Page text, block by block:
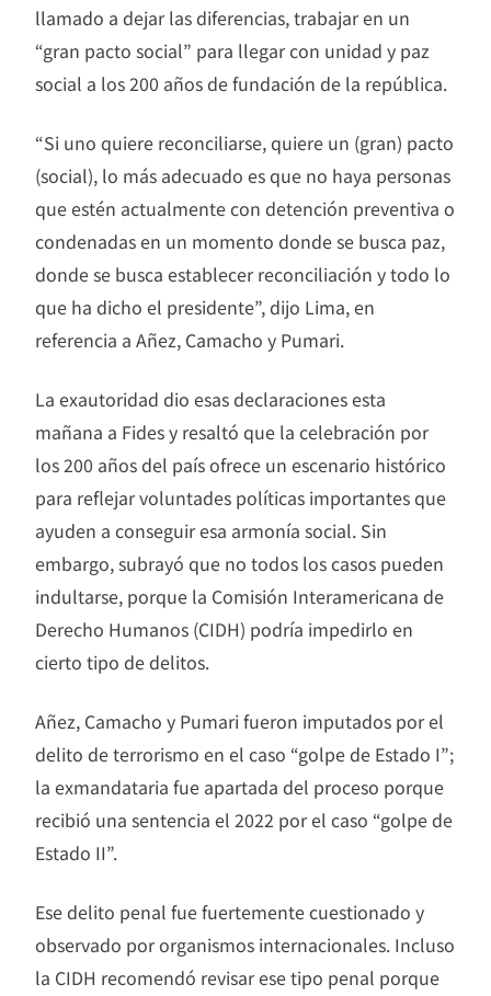
llamado a dejar las diferencias, trabajar en un
“gran pacto social” para llegar con unidad y paz
social a los 200 años de fundación de la república.
“Si uno quiere reconciliarse, quiere un (gran) pacto
(social), lo más adecuado es que no haya personas
que estén actualmente con detención preventiva o
condenadas en un momento donde se busca paz,
donde se busca establecer reconciliación y todo lo
que ha dicho el presidente”, dijo Lima, en
referencia a Añez, Camacho y Pumari.
La exautoridad dio esas declaraciones esta
mañana a Fides y resaltó que la celebración por
los 200 años del país ofrece un escenario histórico
para reflejar voluntades políticas importantes que
ayuden a conseguir esa armonía social. Sin
embargo, subrayó que no todos los casos pueden
indultarse, porque la Comisión Interamericana de
Derecho Humanos (CIDH) podría impedirlo en
cierto tipo de delitos.
Añez, Camacho y Pumari fueron imputados por el
delito de terrorismo en el caso “golpe de Estado I”;
la exmandataria fue apartada del proceso porque
recibió una sentencia el 2022 por el caso “golpe de
Estado II”.
Ese delito penal fue fuertemente cuestionado y
observado por organismos internacionales. Incluso
la CIDH recomendó revisar ese tipo penal porque